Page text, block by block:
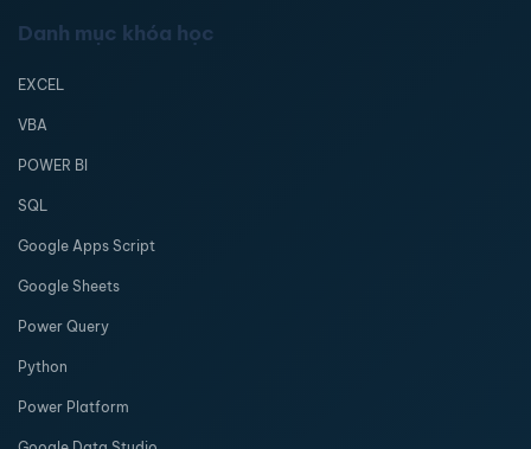
Danh mục khóa học
EXCEL
VBA
POWER BI
SQL
Google Apps Script
Google Sheets
Power Query
Python
Power Platform